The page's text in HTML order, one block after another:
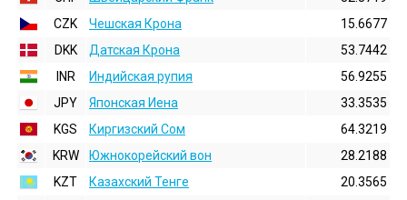
CZK
Чешская Крона
15.6677
DKK
Датская Крона
53.7442
INR
Индийская pупия
56.9255
JPY
Японская Иена
33.3535
KGS
Киргизский Сом
64.3219
KRW
Южнокорейский вон
28.2188
KZT
Казахский Тенге
20.3565